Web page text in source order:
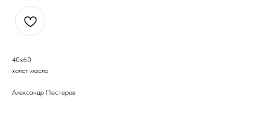
40х60
холст масло
Александр Пестерев